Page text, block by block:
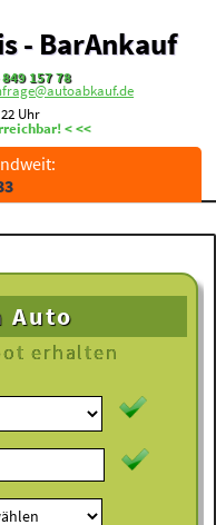
- BarAnkauf
157 78
Uhr
< <<
Auto
erhalten